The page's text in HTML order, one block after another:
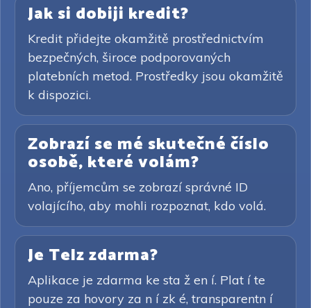
Jak si dobiji kredit?
Kredit přidejte okamžitě prostřednictvím
bezpečných, široce podporovaných
platebních metod. Prostředky jsou okamžitě
k dispozici.
Zobrazí se mé skutečné číslo
osobě, které volám?
Ano, příjemcům se zobrazí správné ID
volajícího, aby mohli rozpoznat, kdo volá.
Je Telz zdarma?
Aplikace je zdarma ke sta ž en í. Plat í te
pouze za hovory za n í zk é, transparentn í